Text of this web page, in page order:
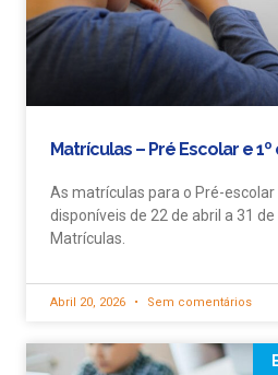
Matrículas – Pré Escolar e
As matrículas para o Pré-escolar
disponíveis de 22 de abril a 31
Matrículas.
Abril 20, 2026 Sem comentários